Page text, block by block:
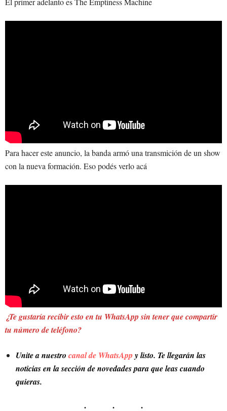
Para hacer este anuncio, la banda armó una transmición de un show
con la nueva formación. Eso podés verlo acá
¿Te gustaría recibir esto en tu WhatsApp sin tener que compartir
tu número de teléfono?
Unite a nuestro canal de WhatsApp y listo. Te llegarán las
noticias en la sección de novedades para que leas cuando
quieras.